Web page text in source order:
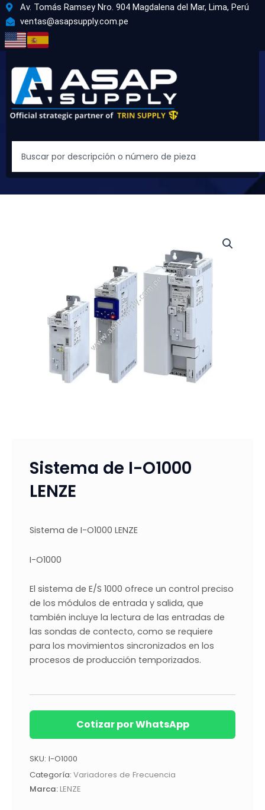
contenido
Av. Tomás Ramsey Nro. 904 Magdalena del Mar, Lima, Perú
ventas@asapsupply.com.pe
Sistema de I-O1000
LENZE
Sistema de I-O1000 LENZE
I-O1000
El sistema de E/S 1000 ofrece un control preciso
de los módulos de entrada y salida, que
también incluye la lectura de las entradas de
las sondas de contecto, como se requiere
para los movimientos sincronizados en los
procesos de producción temporizados.
Cotizar por WhatsApp
SKU: I-O1000
Categoría: Variadores de Frecuencia
Marca:LENZE